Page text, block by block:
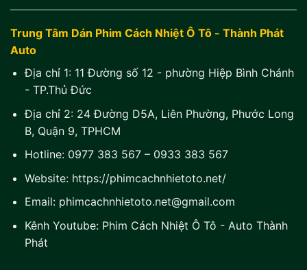
Trung Tâm Dán Phim Cách Nhiệt Ô Tô - Thành Phát
Auto
Địa chỉ 1: 11 Đường số 12 - phường Hiệp Bình Chánh
- TP.Thủ Đức
Địa chỉ 2: 24 Đường D5A, Liên Phường, Phước Long
B, Quận 9, TPHCM
Hotline: 0977 383 567– 0933 383 567
Website: https://phimcachnhietoto.net/
Email: phimcachnhietoto.net@gmail.com
Kênh Youtube: Phim Cách Nhiệt Ô Tô - Auto Thành
Phát